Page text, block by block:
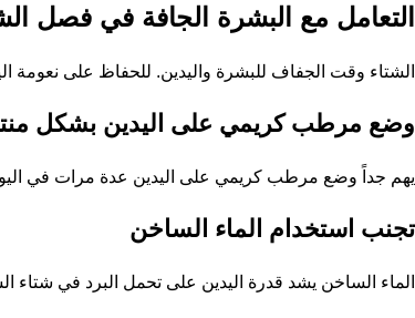
التعامل مع البشرة الجافة في فصل
الشتاء وقت الجفاف للبشرة واليدين. للحفاظ على نعومة
وضع مرطب كريمي على اليدين بشكل
يهم جداً وضع مرطب كريمي على اليدين عدة مرات في
تجنب استخدام الماء الساخن
الماء الساخن يشد قدرة اليدين على تحمل البرد في شتاء